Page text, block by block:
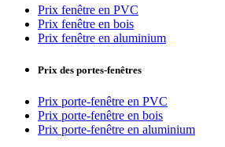
Prix fenêtre en PVC
Prix fenêtre en bois
Prix fenêtre en aluminium
Prix des portes-fenêtres
Prix porte-fenêtre en PVC
Prix porte-fenêtre en bois
Prix porte-fenêtre en aluminium